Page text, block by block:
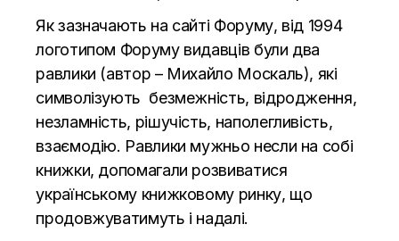
Як зазначають на сайті Форуму, від 1994
логотипом Форуму видавців були два
равлики (автор – Михайло Москаль), які
символізують безмежність, відродження,
незламність, рішучість, наполегливість,
взаємодію. Равлики мужньо несли на собі
книжки, допомагали розвиватися
українському книжковому ринку, що
продовжуватимуть і надалі.